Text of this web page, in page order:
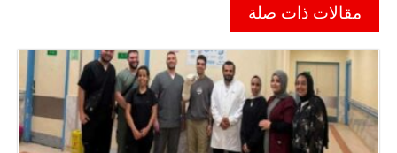
مقالات ذات صلة